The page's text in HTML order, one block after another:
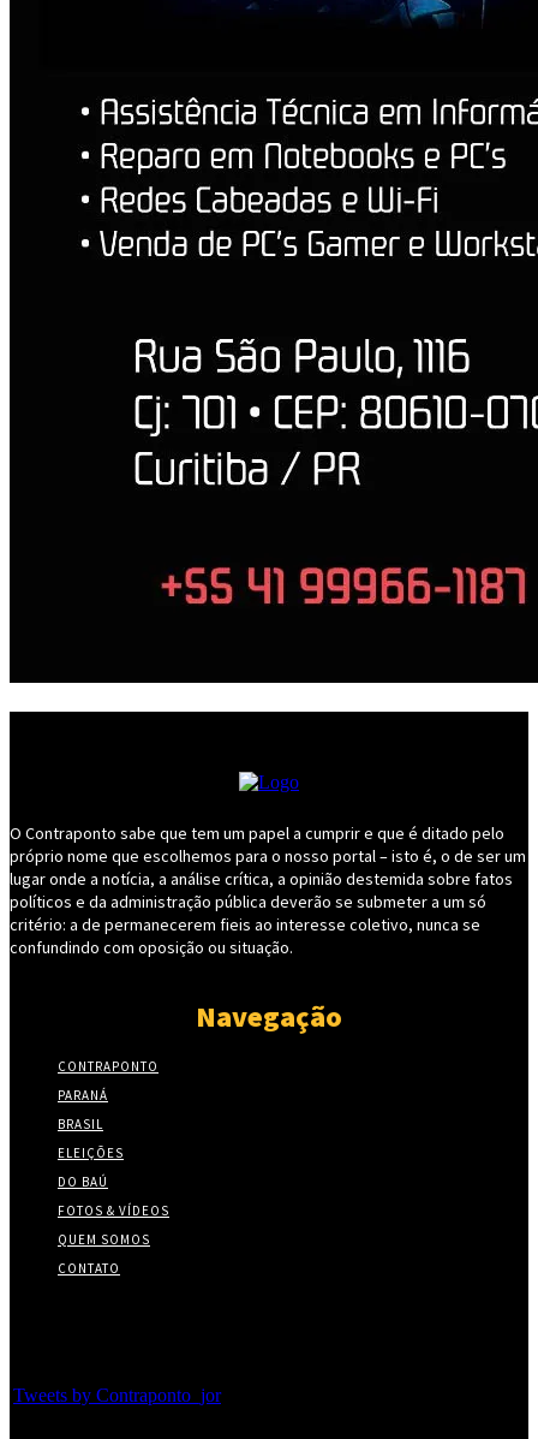
O Contraponto sabe que tem um papel a cumprir e que é ditado pelo
próprio nome que escolhemos para o nosso portal – isto é, o de ser um
lugar onde a notícia, a análise crítica, a opinião destemida sobre fatos
políticos e da administração pública deverão se submeter a um só
critério: a de permanecerem fieis ao interesse coletivo, nunca se
confundindo com oposição ou situação.
Navegação
CONTRAPONTO
PARANÁ
BRASIL
ELEIÇÕES
DO BAÚ
FOTOS & VÍDEOS
QUEM SOMOS
CONTATO
Tweets by Contraponto_jor